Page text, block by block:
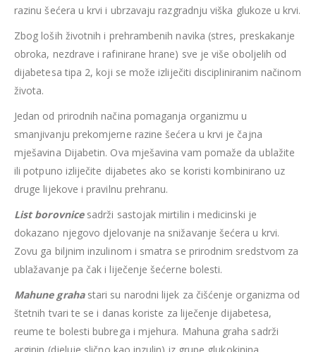
razinu šećera u krvi i ubrzavaju razgradnju viška glukoze u krvi.
Zbog loših životnih i prehrambenih navika (stres, preskakanje
obroka, nezdrave i rafinirane hrane) sve je više oboljelih od
dijabetesa tipa 2, koji se može izliječiti discipliniranim načinom
života.
Jedan od prirodnih načina pomaganja organizmu u
smanjivanju prekomjerne razine šećera u krvi je čajna
mješavina Dijabetin. Ova mješavina vam pomaže da ublažite
ili potpuno izliječite dijabetes ako se koristi kombinirano uz
druge lijekove i pravilnu prehranu.
List borovnicesadrži sastojak mirtilin i medicinski je
dokazano njegovo djelovanje na snižavanje šećera u krvi.
Zovu ga biljnim inzulinom i smatra se prirodnim sredstvom za
ublažavanje pa čak i liječenje šećerne bolesti.
Mahune graha stari su narodni lijek za čišćenje organizma od
štetnih tvari te se i danas koriste za liječenje dijabetesa,
reume te bolesti bubrega i mjehura. Mahuna graha sadrži